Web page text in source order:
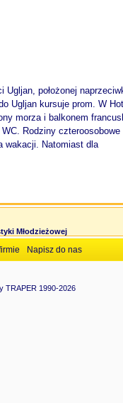
Ugljan, położonej
Ugljan kursuje prom. W
morza i balkonem
Rodziny czteroosobowe
wakacji. Natomiast dla
Młodzieżowej
Napisz do nas
TRAPER 1990-2026